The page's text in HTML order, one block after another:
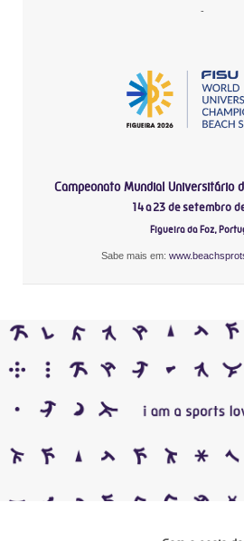
-
Campeonato Mundial Universitário
14 a 23 de setembro
Figueira da Foz,
Sabe mais em: